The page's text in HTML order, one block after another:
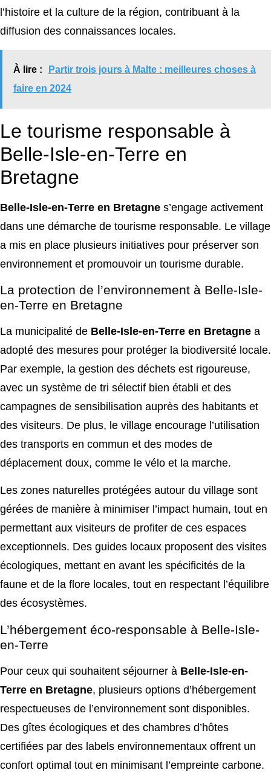
l’histoire et la culture de la région, contribuant à la
diffusion des connaissances locales.
À lire :
Partir trois jours à Malte : meilleures choses à
faire en 2024
Le tourisme responsable à
Belle-Isle-en-Terre en
Bretagne
Belle-Isle-en-Terre en Bretagne s’engage activement
dans une démarche de tourisme responsable. Le village
a mis en place plusieurs initiatives pour préserver son
environnement et promouvoir un tourisme durable.
La protection de l’environnement à Belle-Isle-
en-Terre en Bretagne
La municipalité de Belle-Isle-en-Terre en Bretagne a
adopté des mesures pour protéger la biodiversité locale.
Par exemple, la gestion des déchets est rigoureuse,
avec un système de tri sélectif bien établi et des
campagnes de sensibilisation auprès des habitants et
des visiteurs. De plus, le village encourage l’utilisation
des transports en commun et des modes de
déplacement doux, comme le vélo et la marche.
Les zones naturelles protégées autour du village sont
gérées de manière à minimiser l’impact humain, tout en
permettant aux visiteurs de profiter de ces espaces
exceptionnels. Des guides locaux proposent des visites
écologiques, mettant en avant les spécificités de la
faune et de la flore locales, tout en respectant l’équilibre
des écosystèmes.
L’hébergement éco-responsable à Belle-Isle-
en-Terre
Pour ceux qui souhaitent séjourner à Belle-Isle-en-
Terre en Bretagne, plusieurs options d’hébergement
respectueuses de l’environnement sont disponibles.
Des gîtes écologiques et des chambres d’hôtes
certifiées par des labels environnementaux offrent un
confort optimal tout en minimisant l’empreinte carbone.